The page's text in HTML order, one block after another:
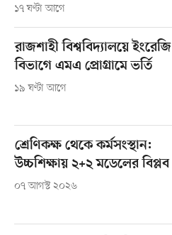
১৭ ঘণ্টা আগে
রাজশাহী বিশ্ববিদ্যালয়ে ইংরেজি
বিভাগে এমএ প্রোগ্রামে ভর্তি
১৯ ঘণ্টা আগে
শ্রেণিকক্ষ থেকে কর্মসংস্থান:
উচ্চশিক্ষায় ২+২ মডেলের বিপ্লব
০৭ আগস্ট ২০২৬